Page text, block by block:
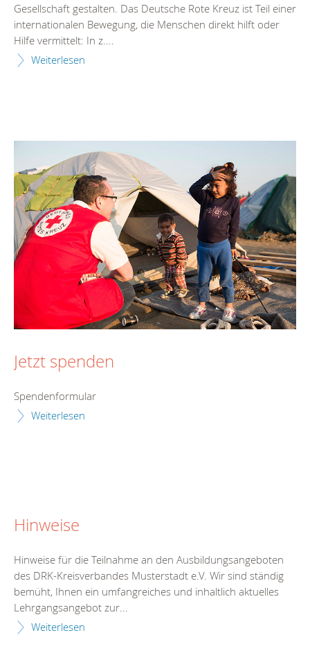
Gesellschaft gestalten. Das Deutsche Rote Kreuz ist Teil einer
internationalen Bewegung, die Menschen direkt hilft oder
Hilfe vermittelt: In z....
Weiterlesen
Jetzt spenden
Spendenformular
Weiterlesen
Hinweise
Hinweise für die Teilnahme an den Ausbildungsangeboten
des DRK-Kreisverbandes Musterstadt e.V. Wir sind ständig
bemüht, Ihnen ein umfangreiches und inhaltlich aktuelles
Lehrgangsangebot zur...
Weiterlesen